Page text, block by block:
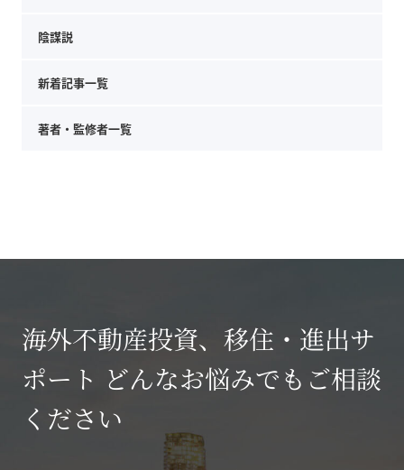
陰謀説
新着記事一覧
著者・監修者一覧
海外不動産投資、移住・進出サ
ポート どんなお悩みでもご相談
ください